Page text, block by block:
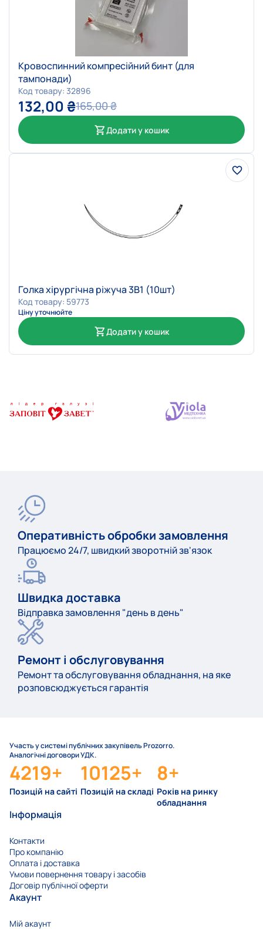
Кровоспинний компресійний бинт (для
тампонади)
Код товару: 32896
165,00₴
132,00 ₴
Додати у кошик
Голка хірургічна ріжуча 3В1 (10шт)
Код товару: 59773
Ціну уточнюйте
Додати у кошик
Оперативність обробки замовлення
Працюємо 24/7, швидкий зворотній зв'язок
Швидка доставка
Відправка замовлення "день в день"
Ремонт і обслуговування
Ремонт та обслуговування обладнання, на яке
розповсюджується гарантія
Участь у системі публічних закупівель Prozorro.
Аналогічні договори УДК.
8+
Років на ринку
обладнання
10125+
Позицій на складі
4219+
Позицій на сайті
Інформація
Контакти
Про компанію
Оплата і доставка
Умови повернення товару і засобів
Договір публічної оферти
Акаунт
Мій акаунт